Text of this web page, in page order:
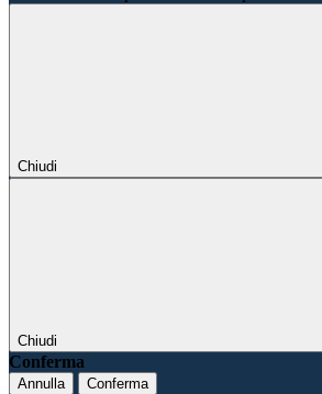
Chiudi
Chiudi
Conferma
Annulla Conferma